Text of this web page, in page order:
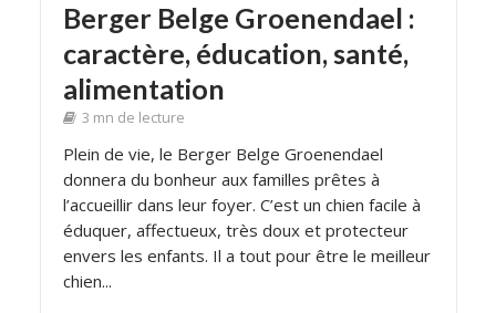
Berger Belge Groenendael :
caractère, éducation, santé,
alimentation
3 mn de lecture
Plein de vie, le Berger Belge Groenendael
donnera du bonheur aux familles prêtes à
l’accueillir dans leur foyer. C’est un chien facile à
éduquer, affectueux, très doux et protecteur
envers les enfants. Il a tout pour être le meilleur
chien...